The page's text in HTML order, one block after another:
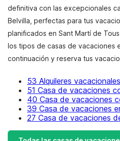
definitiva con las excepcionales
Belvilla, perfectas para tus
planificados en Sant Martí de
los tipos de casas de vacaciones
continuación y reserva tus
53 Alquileres
51 Casa de vacaciones
40 Casa de vacaciones
39 Casa de vacaciones
27 Casa de vacaciones